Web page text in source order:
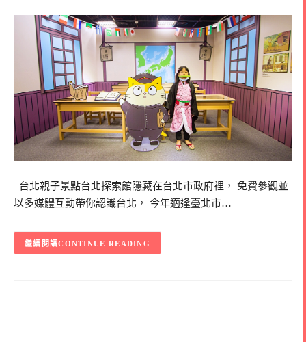
台北親子景點台北探索館隱藏在台北市政府裡， 免費參觀並
以多媒體互動帶你認識台北， 今年適逢臺北市…
CONTINUE READING